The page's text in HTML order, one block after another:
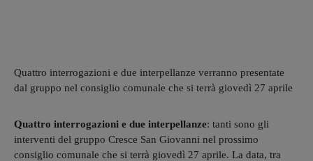
Quattro interrogazioni e due interpellanze verranno presentate
dal gruppo nel consiglio comunale che si terrà giovedì 27 aprile
Quattro interrogazioni e due interpellanze: tanti sono gli
interventi del gruppo Cresce San Giovanni nel prossimo
consiglio comunale che si terrà giovedì 27 aprile. La data, tra